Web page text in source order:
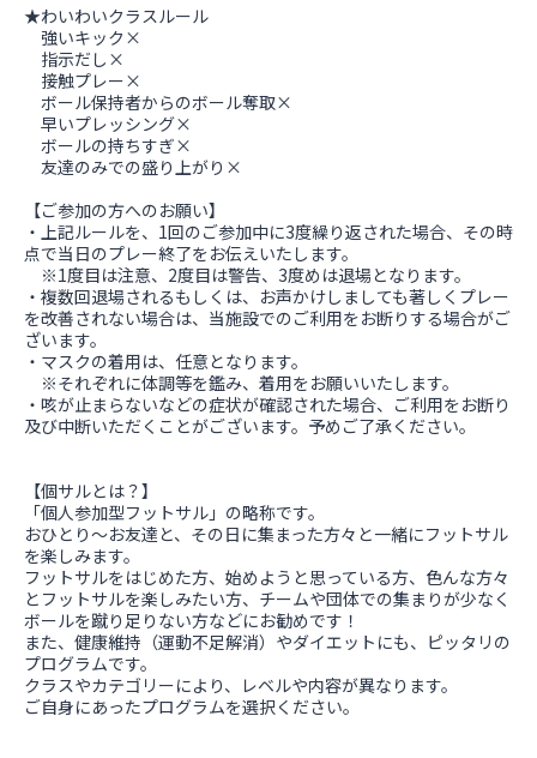
★わいわいクラスルール
強いキック×
指示だし×
接触プレー×
ボール保持者からのボール奪取×
早いプレッシング×
ボールの持ちすぎ×
友達のみでの盛り上がり×
【ご参加の方へのお願い】
・上記ルールを、1回のご参加中に3度繰り返された場合、その時
点で当日のプレー終了をお伝えいたします。
※1度目は注意、2度目は警告、3度めは退場となります。
・複数回退場されるもしくは、お声かけしましても著しくプレー
を改善されない場合は、当施設でのご利用をお断りする場合がご
ざいます。
・マスクの着用は、任意となります。
※それぞれに体調等を鑑み、着用をお願いいたします。
・咳が止まらないなどの症状が確認された場合、ご利用をお断り
及び中断いただくことがございます。予めご了承ください。
【個サルとは？】
「個人参加型フットサル」の略称です。
おひとり～お友達と、その日に集まった方々と一緒にフットサル
を楽しみます。
フットサルをはじめた方、始めようと思っている方、色んな方々
とフットサルを楽しみたい方、チームや団体での集まりが少なく
ボールを蹴り足りない方などにお勧めです！
また、健康維持（運動不足解消）やダイエットにも、ピッタリの
プログラムです。
クラスやカテゴリーにより、レベルや内容が異なります。
ご自身にあったプログラムを選択ください。